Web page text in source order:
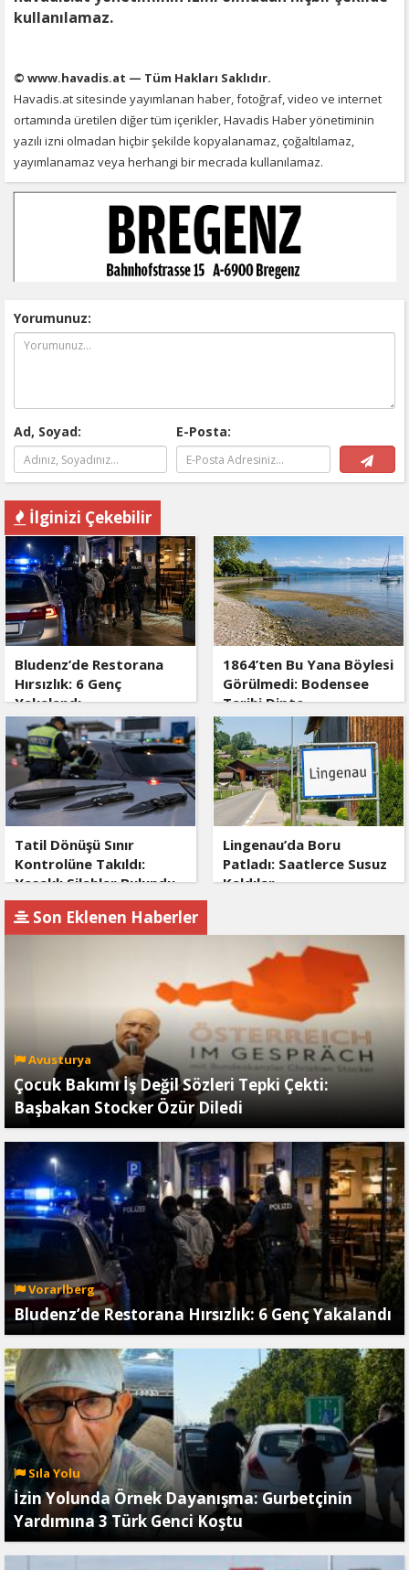
kullanılamaz.
© www.havadis.at — Tüm Hakları Saklıdır.
Havadis.at sitesinde yayımlanan haber, fotoğraf, video ve internet
ortamında üretilen diğer tüm içerikler, Havadis Haber yönetiminin
yazılı izni olmadan hiçbir şekilde kopyalanamaz, çoğaltılamaz,
yayımlanamaz veya herhangi bir mecrada kullanılamaz.
Yorumunuz:
Ad, Soyad: E-Posta:
İlginizi Çekebilir
Bludenz’de Restorana
Hırsızlık: 6 Genç
Yakalandı
1864’ten Bu Yana Böylesi
Görülmedi: Bodensee
Tarihi Dipte
Tatil Dönüşü Sınır
Kontrolüne Takıldı:
Yasaklı Silahlar Bulundu
Lingenau’da Boru
Patladı: Saatlerce Susuz
Kaldılar
Son Eklenen Haberler
Avusturya
Çocuk Bakımı İş Değil Sözleri Tepki Çekti:
Başbakan Stocker Özür Diledi
Vorarlberg
Bludenz’de Restorana Hırsızlık: 6 Genç Yakalandı
Sıla Yolu
İzin Yolunda Örnek Dayanışma: Gurbetçinin
Yardımına 3 Türk Genci Koştu